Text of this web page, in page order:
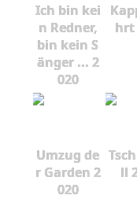
Ich bin kei
n Redner,
bin kein S
änger ... 2
020
hrt
Umzug de
r Garden 2
020
ll